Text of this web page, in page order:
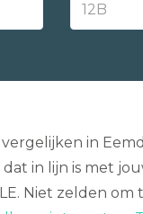
in
in lijn is met
Niet zelden